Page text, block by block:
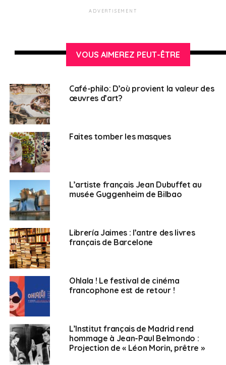
l’Alliance française de Madrid depuisle12 juillet, avec
entrée libre et gratuite, dans le respect des mesures de
sécurité sanitaire.
Alliance française de Madrid
Cuesta de Santo Domingo, 13
28013 MADRID
Tel : 91 435 15 32 / 91 578 21 51
Site
Contact
ALLIANCE FRANÇAISE
CULTURE
EXPOSITION
UNE
Français en Espagne
ADVERTISEMENT
VOUS AIMEREZ PEUT-ÊTRE
Café-philo: D’où provient la valeur des
œuvres d’art?
Faites tomber les masques
L’artiste français Jean Dubuffet au
musée Guggenheim de Bilbao
Librería Jaimes : l’antre des livres
français de Barcelone
Ohlala ! Le festival de cinéma
francophone est de retour !
L’Institut français de Madrid rend
hommage à Jean-Paul Belmondo :
Projection de « Léon Morin, prêtre »